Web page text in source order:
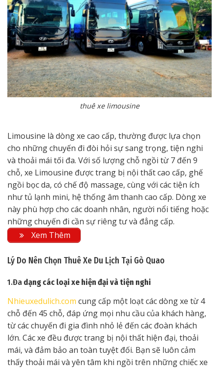
thuê xe limousine
Limousine là dòng xe cao cấp, thường được lựa chọn
cho những chuyến đi đòi hỏi sự sang trọng, tiện nghi
và thoải mái tối đa. Với số lượng chỗ ngồi từ 7 đến 9
chỗ, xe Limousine được trang bị nội thất cao cấp, ghế
ngồi bọc da, có chế độ massage, cùng với các tiện ích
như tủ lạnh mini, hệ thống âm thanh cao cấp. Dòng xe
này phù hợp cho các doanh nhân, người nổi tiếng hoặc
những chuyến đi cần sự riêng tư và đẳng cấp.
Xem Thêm
Lý Do Nên Chọn Thuê Xe Du Lịch Tại Gò Quao
1.Đa dạng các loại xe hiện đại và tiện nghi
Nhieuxedulich.com cung cấp một loạt các dòng xe từ 4
chỗ đến 45 chỗ, đáp ứng mọi nhu cầu của khách hàng,
từ các chuyến đi gia đình nhỏ lẻ đến các đoàn khách
lớn. Các xe đều được trang bị nội thất hiện đại, thoải
mái, và đảm bảo an toàn tuyệt đối. Bạn sẽ luôn cảm
thấy thoải mái và yên tâm khi ngồi trên những chiếc xe